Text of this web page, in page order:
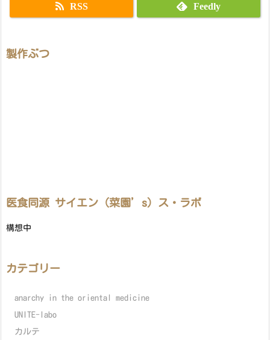
RSS Feedly
製作ぶつ
医食同源 サイエン（菜園’s）ス・ラボ
構想中
カテゴリー
anarchy in the oriental medicine
UNITE-labo
カルテ